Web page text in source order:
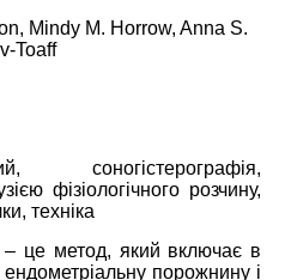
Mindy M. Horrow, Anna S.
Toaff
соногістерографія,
фізіологічного розчину,
техніка
– це метод, який включає в
порожнину і